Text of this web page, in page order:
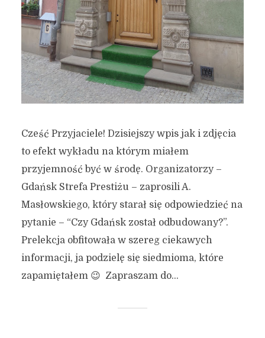
Cześć Przyjaciele! Dzisiejszy wpis jak i zdjęcia
to efekt wykładu na którym miałem
przyjemność być w środę. Organizatorzy –
Gdańsk Strefa Prestiżu – zaprosili A.
Masłowskiego, który starał się odpowiedzieć na
pytanie – “Czy Gdańsk został odbudowany?”.
Prelekcja obfitowała w szereg ciekawych
informacji, ja podzielę się siedmioma, które
zapamiętałem 😉 Zapraszam do...